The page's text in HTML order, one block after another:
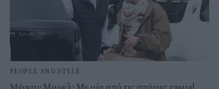
PEOPLE AND STYLE